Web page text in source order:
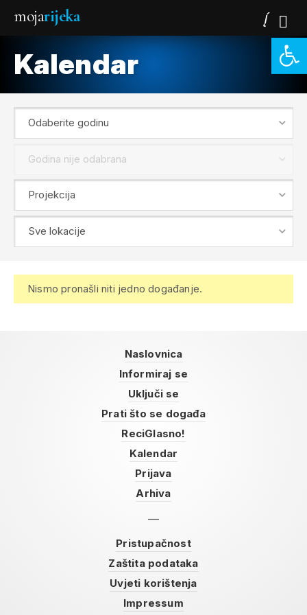
mojarijeka
Kalendar
Nismo pronašli niti jedno događanje.
Naslovnica
Informiraj se
Uključi se
Prati što se događa
ReciGlasno!
Kalendar
Prijava
Arhiva
Pristupačnost
Zaštita podataka
Uvjeti korištenja
Impressum